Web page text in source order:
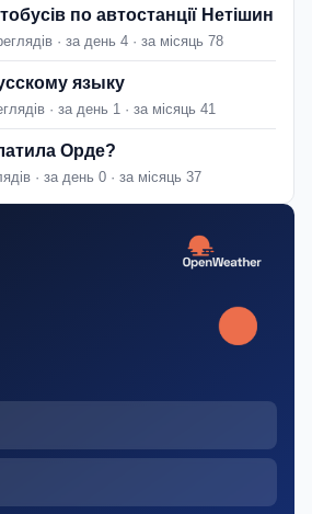
по автостанції Нетішин
· за день 4 · за місяць 78
языку
· за день 1 · за місяць 41
Орде?
· за день 0 · за місяць 37